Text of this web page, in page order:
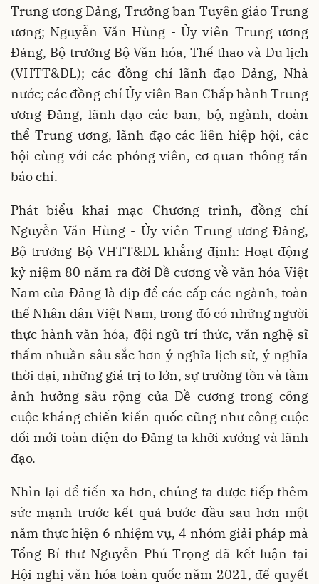
Trung ương Đảng, Trưởng ban Tuyên giáo Trung
ương; Nguyễn Văn Hùng - Ủy viên Trung ương
Đảng, Bộ trưởng Bộ Văn hóa, Thể thao và Du lịch
(VHTT&DL); các đồng chí lãnh đạo Đảng, Nhà
nước; các đồng chí Ủy viên Ban Chấp hành Trung
ương Đảng, lãnh đạo các ban, bộ, ngành, đoàn
thể Trung ương, lãnh đạo các liên hiệp hội, các
hội cùng với các phóng viên, cơ quan thông tấn
báo chí.
Phát biểu khai mạc Chương trình, đồng chí
Nguyễn Văn Hùng - Ủy viên Trung ương Đảng,
Bộ trưởng Bộ VHTT&DL khẳng định: Hoạt động
kỷ niệm 80 năm ra đời Đề cương về văn hóa Việt
Nam của Đảng là dịp để các cấp các ngành, toàn
thể Nhân dân Việt Nam, trong đó có những người
thực hành văn hóa, đội ngũ trí thức, văn nghệ sĩ
thấm nhuần sâu sắc hơn ý nghĩa lịch sử, ý nghĩa
thời đại, những giá trị to lớn, sự trường tồn và tầm
ảnh hưởng sâu rộng của Đề cương trong công
cuộc kháng chiến kiến quốc cũng như công cuộc
đổi mới toàn diện do Đảng ta khởi xướng và lãnh
đạo.
Nhìn lại để tiến xa hơn, chúng ta được tiếp thêm
sức mạnh trước kết quả bước đầu sau hơn một
năm thực hiện 6 nhiệm vụ, 4 nhóm giải pháp mà
Tổng Bí thư Nguyễn Phú Trọng đã kết luận tại
Hội nghị văn hóa toàn quốc năm 2021, để quyết